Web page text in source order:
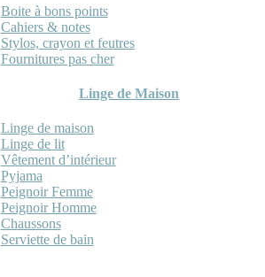
Boite à bons points
Cahiers & notes
Stylos, crayon et feutres
Fournitures pas cher
Linge de Maison
Linge de maison
Linge de lit
Vêtement d’intérieur
Pyjama
Peignoir Femme
Peignoir Homme
Chaussons
Serviette de bain